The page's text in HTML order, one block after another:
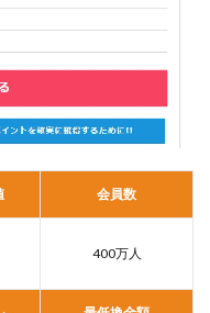
会員数
400万人